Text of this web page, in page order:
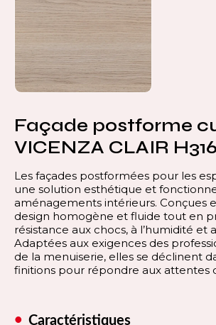
Façade postforme
VICENZA CLAIR
Les façades postformées pour les
une solution esthétique et
aménagements intérieurs. Conçues
design homogène et fluide tout en
résistance aux chocs, à l’humidité et
Adaptées aux exigences des
de la menuiserie, elles se déclinent
finitions pour répondre aux attentes
Caractéristiques